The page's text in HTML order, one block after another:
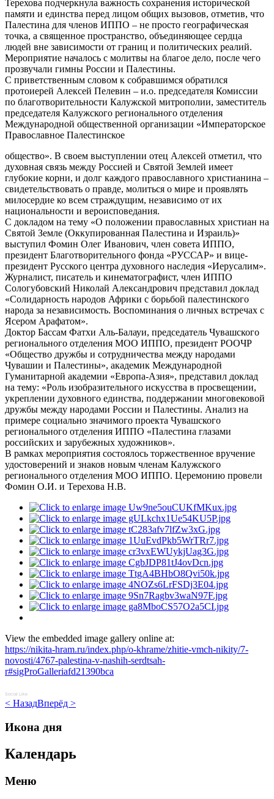
Терехова подчеркнула важность сохранения исторической
памяти и единства перед лицом общих вызовов, отметив, что
Палестина для членов ИППО – не просто географическая
точка, а священное пространство, объединяющее сердца
людей вне зависимости от границ и политических реалий.
Мероприятие началось с молитвы на благое дело, после чего
прозвучали гимны России и Палестины.
С приветственным словом к собравшимся обратился
протоиерей Алексей Пелевин – и.о. председателя Комиссии
по благотворительности Калужской митрополии, заместитель
председателя Калужского регионального отделения
Международной общественной организации «Императорское
Православное Палестинское
общество». В своем выступлении отец Алексей отметил, что
духовная связь между Россией и Святой Землей имеет
глубокие корни, и долг каждого православного христианина –
свидетельствовать о правде, молиться о мире и проявлять
милосердие ко всем страждущим, независимо от их
национальности и вероисповедания.
С докладом на тему «О положении православных христиан на
Святой Земле (Оккупированная Палестина и Израиль)»
выступил Фомин Олег Иванович, член совета ИППО,
президент Благотворительного фонда «РУССАР» и вице-
президент Русского центра духовного наследия «Иерусалим».
Журналист, писатель и кинематографист, член ИППО
Сологубовский Николай Александрович представил доклад
«Солидарность народов Африки с борьбой палестинского
народа за независимость. Воспоминания о личных встречах с
Ясером Арафатом».
Доктор Бассам Фатхи Аль-Балауи, председатель Чувашского
регионального отделения МОО ИППО, президент РООЧР
«Общество дружбы и сотрудничества между народами
Чувашии и Палестины», академик Международной
Гуманитарной академии «Европа-Азия», представил доклад
на тему: «Роль изобразительного искусства в просвещении,
укреплении духовного единства, поддержании многовековой
дружбы между народами России и Палестины. Анализ на
примере социально значимого проекта Чувашского
регионального отделения ИППО «Палестина глазами
российских и зарубежных художников».
В рамках мероприятия состоялось торжественное вручение
удостоверений и знаков новым членам Калужского
регионального отделения МОО ИППО. Церемонию провели
Фомин О.И. и Терехова Н.В.
View the embedded image gallery online at:
https://nikita-hram.ru/index.php/o-khrame/zhitie-vmch-nikity/7-
novosti/4767-palestina-v-nashih-serdtsah-
r#sigProGalleriafd21390bca
Social Like
< НазадВперёд >
Икона дня
Календарь
Меню